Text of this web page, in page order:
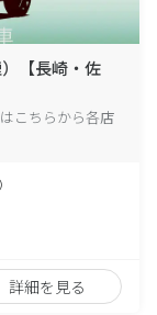
【長崎・佐
こちらから各店
詳細を見る